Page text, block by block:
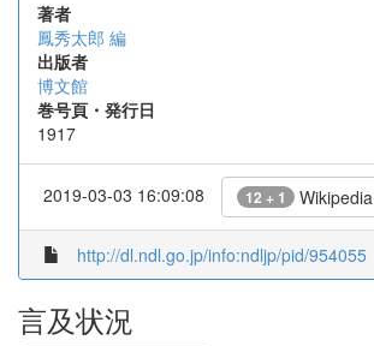
著者
鳳秀太郎 編
出版者
博文館
巻号頁・発行日
1917
2019-03-03 16:09:08 12 + 1 Wikipedia
http://dl.ndl.go.jp/info:ndljp/pid/954055
言及状況